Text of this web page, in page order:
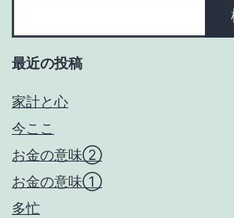
最近の投稿
家計と心
今ここ
お金の意味②
お金の意味①
多忙